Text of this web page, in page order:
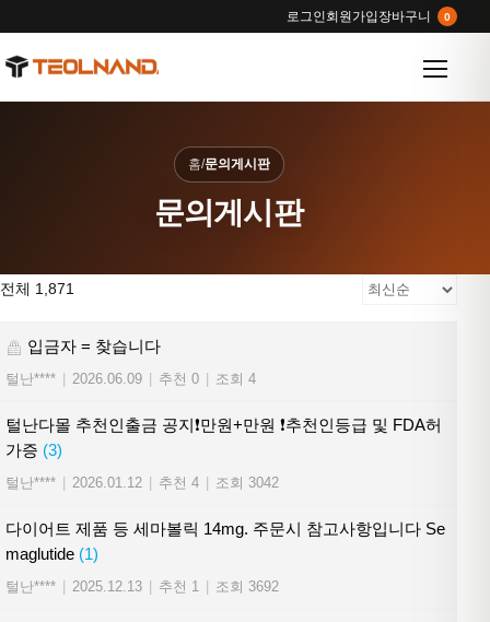
로그인회원가입장바구니 0
홈/문의게시판
문의게시판
전체 1,871
입금자 = 찾습니다
털난**** 2026.06.09 추천 0 조회 4
털난다몰 추천인출금 공지❗만원+만원 ❗추천인등급 및 FDA허
가증 (3)
털난**** 2026.01.12 추천 4 조회 3042
다이어트 제품 등 세마볼릭 14mg. 주문시 참고사항입니다 Se
maglutide (1)
털난**** 2025.12.13 추천 1 조회 3692